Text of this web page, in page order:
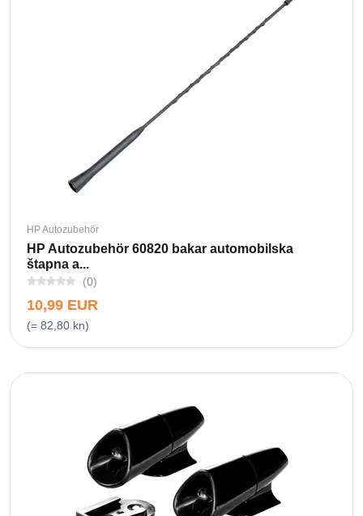
HP Autozubehör
HP Autozubehör 60820 bakar automobilska
štapna a...
(0)
10,99 EUR
(= 82,80 kn)